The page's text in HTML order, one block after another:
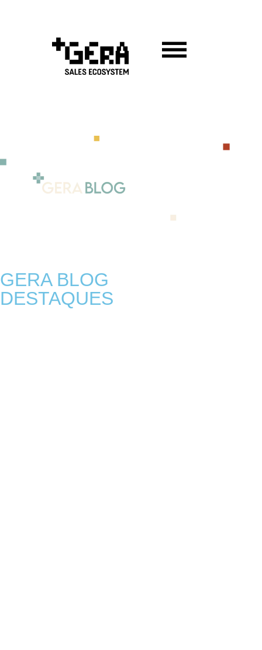
GERA BLOG
DESTAQUES